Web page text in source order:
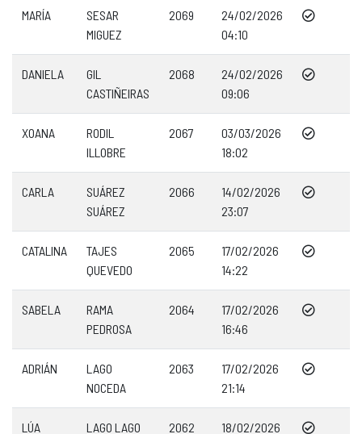
MARÍA
SESAR
MIGUEZ
2069
24/02/2026
04:10
DANIELA
GIL
CASTIÑEIRAS
2068
24/02/2026
09:06
XOANA
RODIL
ILLOBRE
2067
03/03/2026
18:02
CARLA
SUÁREZ
SUÁREZ
2066
14/02/2026
23:07
CATALINA
TAJES
QUEVEDO
2065
17/02/2026
14:22
SABELA
RAMA
PEDROSA
2064
17/02/2026
16:46
ADRIÁN
LAGO
NOCEDA
2063
17/02/2026
21:14
LÚA LAGO LAGO 2062 18/02/2026